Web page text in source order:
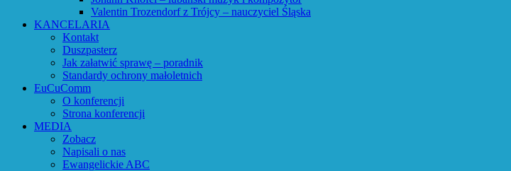
Valentin Trozendorf z Trójcy – nauczyciel Śląska
KANCELARIA
Kontakt
Duszpasterz
Jak załatwić sprawę – poradnik
Standardy ochrony małoletnich
EuCuComm
O konferencji
Strona konferencji
MEDIA
Zobacz
Napisali o nas
Ewangelickie ABC